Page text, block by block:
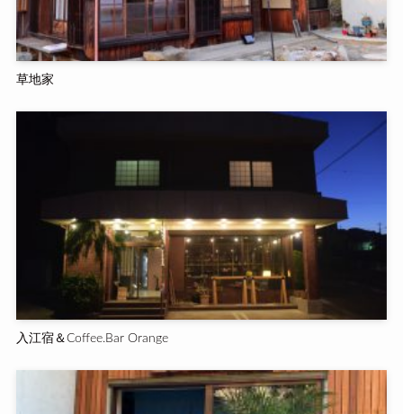
草地家
入江宿＆Coffee.Bar Orange